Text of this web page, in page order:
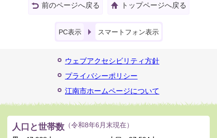
前のページへ戻る トップページへ戻る
PC表示 スマートフォン表示
ウェブアクセシビリティ方針
プライバシーポリシー
江南市ホームページについて
人口と世帯数 （令和8年6月末現在）